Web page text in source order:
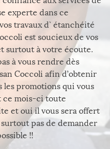
experte dans ce
travaux d` étanchéité
est soucieux de vos
surtout à votre écoute.
à vous rendre dès
Coccoli afin d’obtenir
les promotions qui vous
ce mois-ci toute
et oui il vous sera offert
pas de demander
!!